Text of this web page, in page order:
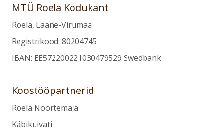
MTÜ Roela Kodukant
Roela, Lääne-Virumaa
Registrikood: 80204745
IBAN: EE572200221030479529 Swedbank
Koostööpartnerid
Roela Noortemaja
Käbikuivati